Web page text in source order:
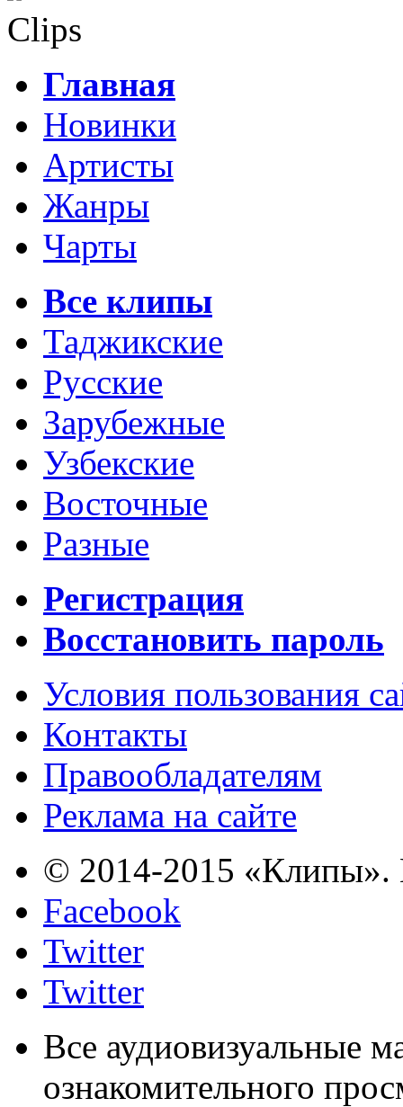
Clips
Главная
Новинки
Артисты
Жанры
Чарты
Все клипы
Таджикские
Русские
Зарубежные
Узбекские
Восточные
Разные
Регистрация
Восстановить пароль
Условия пользования
Контакты
Правообладателям
Реклама на сайте
© 2014-2015 «Клипы».
Facebook
Twitter
Twitter
Все аудиовизуальные
ознакомительного